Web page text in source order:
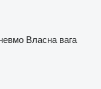
Власна вага